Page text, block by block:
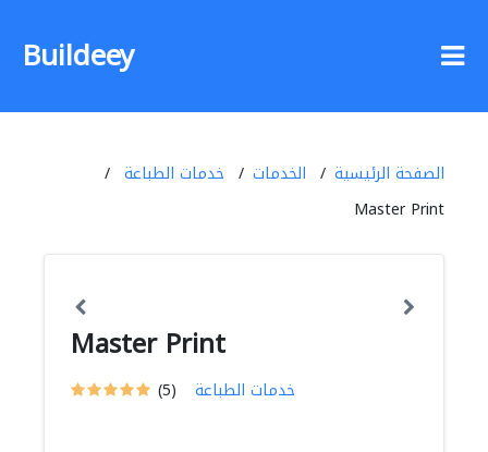
Buildeey
الصفحة الرئيسية الخدمات
خدمات الطباعة
Master Print
Master Print
(5) خدمات الطباعة